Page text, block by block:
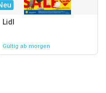
Lidl
Gültig ab morgen